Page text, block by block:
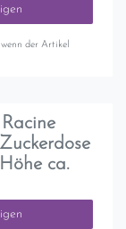
der Artikel
ca.